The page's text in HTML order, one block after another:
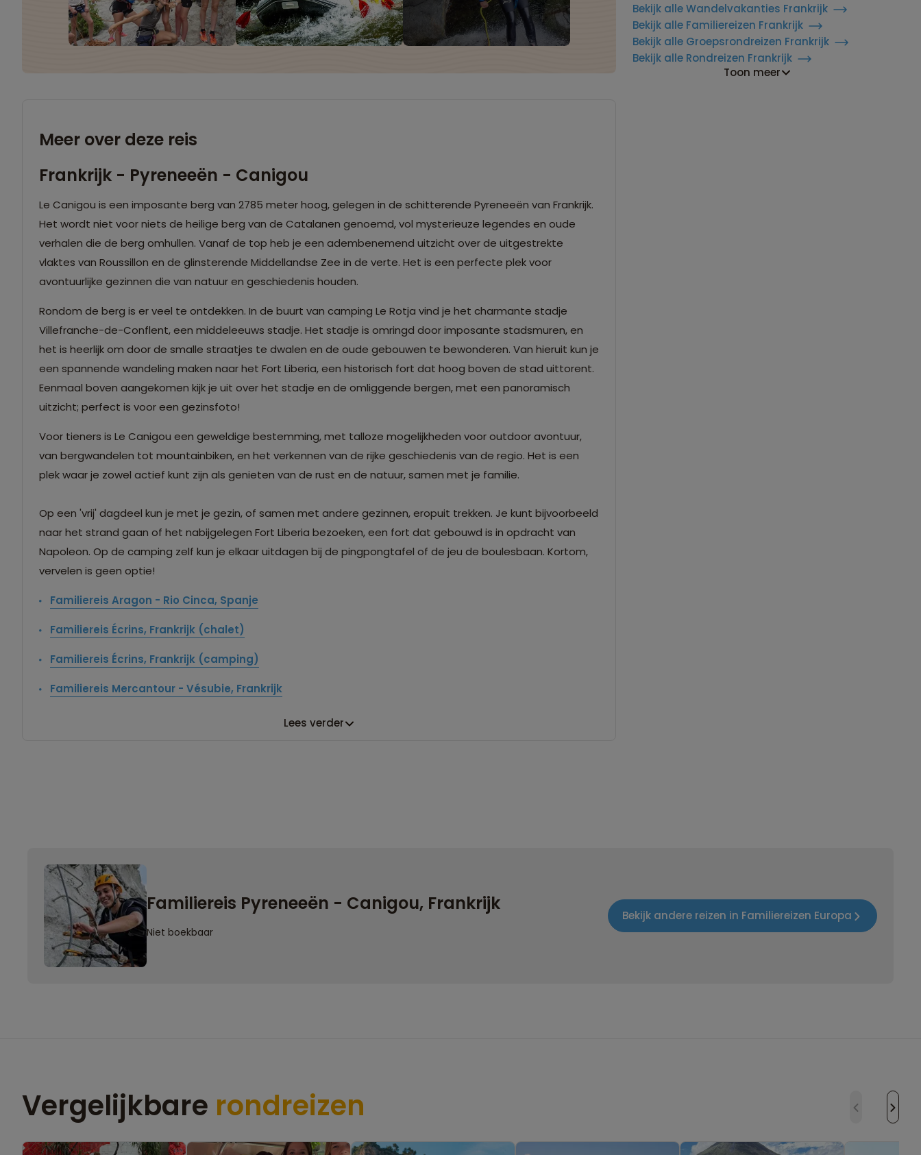
Meer over deze reis
Frankrijk - Pyreneeën - Canigou
Le Canigou is een imposante berg van 2785 meter hoog, gelegen in de schitterende Pyreneeën van Frankrijk.
Het wordt niet voor niets de heilige berg van de Catalanen genoemd, vol mysterieuze legendes en oude
verhalen die de berg omhullen. Vanaf de top heb je een adembenemend uitzicht over de uitgestrekte
vlaktes van Roussillon en de glinsterende Middellandse Zee in de verte. Het is een perfecte plek voor
avontuurlijke gezinnen die van natuur en geschiedenis houden.
Rondom de berg is er veel te ontdekken. In de buurt van camping Le Rotja vind je het charmante stadje
Villefranche-de-Conflent, een middeleeuws stadje. Het stadje is omringd door imposante stadsmuren, en
het is heerlijk om door de smalle straatjes te dwalen en de oude gebouwen te bewonderen. Van hieruit kun je
een spannende wandeling maken naar het Fort Liberia, een historisch fort dat hoog boven de stad uittorent.
Eenmaal boven aangekomen kijk je uit over het stadje en de omliggende bergen, met een panoramisch
uitzicht; perfect is voor een gezinsfoto!
Voor tieners is Le Canigou een geweldige bestemming, met talloze mogelijkheden voor outdoor avontuur,
van bergwandelen tot mountainbiken, en het verkennen van de rijke geschiedenis van de regio. Het is een
plek waar je zowel actief kunt zijn als genieten van de rust en de natuur, samen met je familie.
Op een 'vrij' dagdeel kun je met je gezin, of samen met andere gezinnen, eropuit trekken. Je kunt bijvoorbeeld
naar het strand gaan of het nabijgelegen Fort Liberia bezoeken, een fort dat gebouwd is in opdracht van
Napoleon. Op de camping zelf kun je elkaar uitdagen bij de pingpongtafel of de jeu de boulesbaan. Kortom,
vervelen is geen optie!
Familiereis Aragon - Rio Cinca, Spanje
Familiereis Écrins, Frankrijk (chalet)
Familiereis Écrins, Frankrijk (camping)
Familiereis Mercantour - Vésubie, Frankrijk
Lees verder
Bekijk alle Wandelvakanties Frankrijk
Bekijk alle Familiereizen Frankrijk
Bekijk alle Groepsrondreizen Frankrijk
Bekijk alle Rondreizen Frankrijk
Toon meer
Familiereis Pyreneeën - Canigou, Frankrijk
Niet boekbaar
Bekijk andere reizen in Familiereizen Europa
Vergelijkbare rondreizen